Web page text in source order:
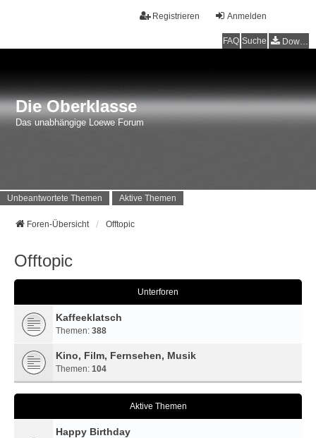
Anmelden
Registrieren
FAQ Suche Downloads
Die Oberklasse
Das unabhängige Loewe Forum
Unbeantwortete Themen Aktive Themen
Foren-Übersicht Offtopic
Offtopic
Unterforen
Kaffeeklatsch
Themen: 388
Kino, Film, Fernsehen, Musik
Themen: 104
Aktive Themen
Happy Birthday